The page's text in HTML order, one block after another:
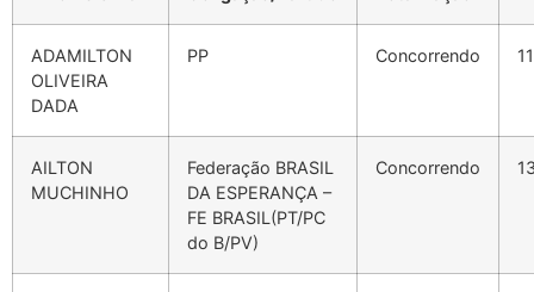
ADAMILTON
OLIVEIRA
DADA
PP Concorrendo
AILTON
MUCHINHO
Federação BRASIL
DA ESPERANÇA –
FE BRASIL(PT/PC
do B/PV)
Concorrendo